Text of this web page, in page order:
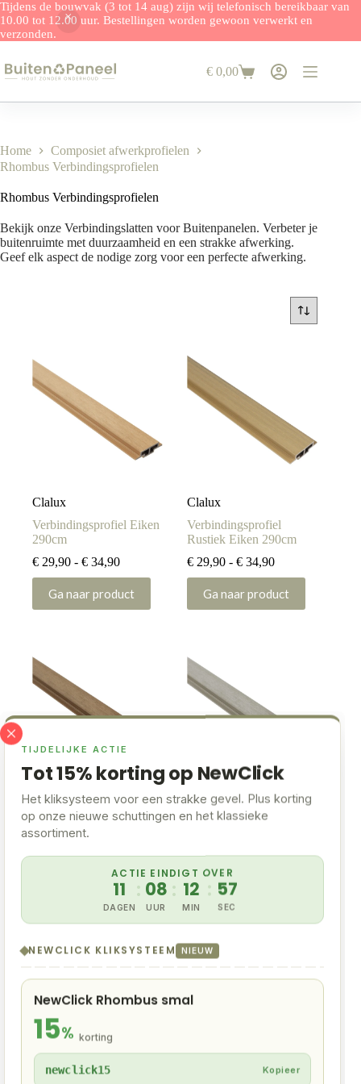
Tijdens de bouwvak (3 tot 14 aug) zijn wij telefonisch bereikbaar van
10.00 tot 12.00 uur. Bestellingen worden gewoon verwerkt en
verzonden.
naar
de
TIJDELIJKE ACTIE
Tot 15% korting op NewClick
Het kliksysteem voor een strakke gevel. Plus korting
op onze nieuwe schuttingen en het klassieke
assortiment.
ACTIE EINDIGT OVER
11
DAGEN
: 08
UUR
: 12
MIN
: 57
SEC
NEWCLICK KLIKSYSTEEM NIEUW
NewClick Rhombus smal
15% korting
newclick15 Kopieer
Winkelwagen
€ 0,00
Home
Composiet afwerkprofielen
Rhombus Verbindingsprofielen
Rhombus Verbindingsprofielen
Bekijk onze Verbindingslatten voor Buitenpanelen. Verbeter je
buitenruimte met duurzaamheid en een strakke afwerking.
Geef elk aspect de nodige zorg voor een perfecte afwerking.
Clalux
Verbindingsprofiel Eiken
290cm
€ 29,90 - € 34,90Prijsklasse:
€ 29,90
tot
Ga naar product
Dit
product
heeft
Deze
optie
kan
gekozen
worden
de
Clalux
Verbindingsprofiel
Rustiek Eiken 290cm
€ 29,90 - € 34,90Prijsklasse:
€ 29,90
tot
Ga naar product
Dit
product
heeft
Deze
optie
kan
gekozen
worden
Clalux
Verbindingsprofiel Teak
290cm
€29,90 - €34,90Prijsklasse:
€ 29,90
tot
€ 34,90
meerdere
Deze
kan
gekozen
op
de
productpagina
Clalux
Verbindingsprofiel
€29,90 - €34,90Prijsklasse:
Ga naar product
Dit
product
heeft
meerdere
Deze
kan
gekozen
productpagina